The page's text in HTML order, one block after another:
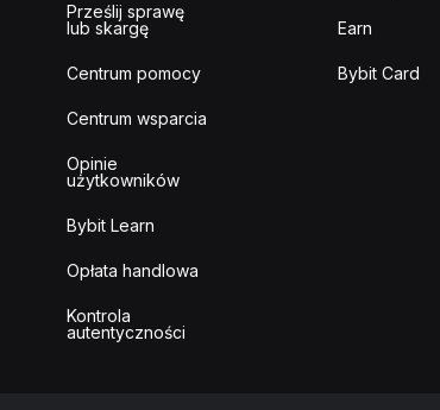
Prześlij sprawę
lub skargę
Centrum pomocy
Centrum wsparcia
Opinie
użytkowników
Bybit Learn
Opłata handlowa
Kontrola
autentyczności
Earn
Bybit Card